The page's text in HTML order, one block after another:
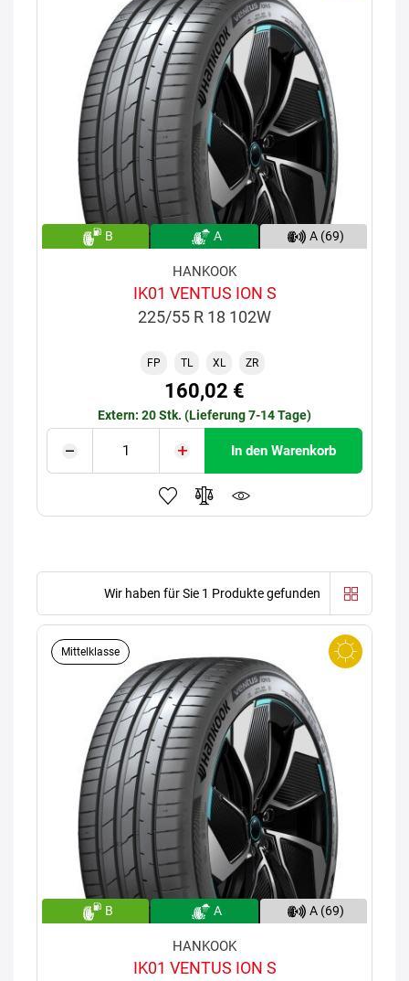
B A A (69)
HANKOOK
IK01 VENTUS ION S
225/55 R 18 102W
FP TL XL ZR
160,02 €
Extern: 20 Stk. (Lieferung 7-14 Tage)
In den Warenkorb
Wir haben für Sie 1 Produkte gefunden
Mittelklasse
B A A (69)
HANKOOK
IK01 VENTUS ION S